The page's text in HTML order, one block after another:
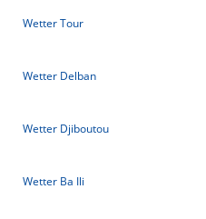
Wetter Tour
Wetter Delban
Wetter Djiboutou
Wetter Ba Ili